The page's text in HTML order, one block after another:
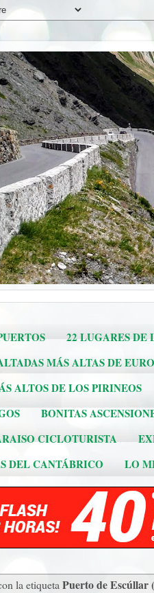
22 LUGARES DE
MÁS ALTAS DE
ALTOS DE LOS PIRINEOS
BONITAS
CICLOTURISTA
DEL CANTÁBRICO
LO
la etiquetaPuerto de Escúllar